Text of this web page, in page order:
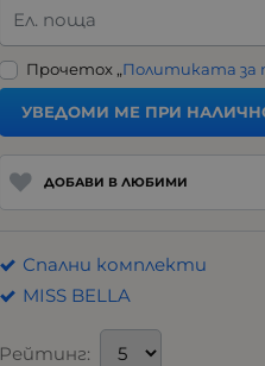
Ел. поща
Прочетох „Политиката за
УВЕДОМИ МЕ ПРИ
ДОБАВИ В ЛЮБИМИ
Спални комплекти
MISS BELLA
Рейтинг: